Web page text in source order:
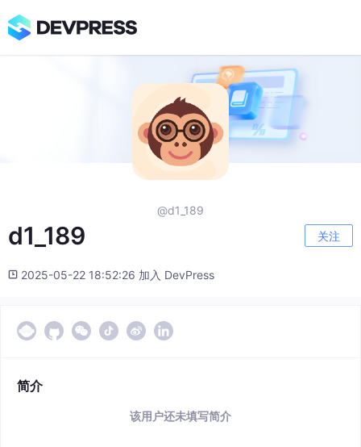
@d1_189
d1_189 关注
2025-05-22 18:52:26 加入 DevPress
简介
该用户还未填写简介